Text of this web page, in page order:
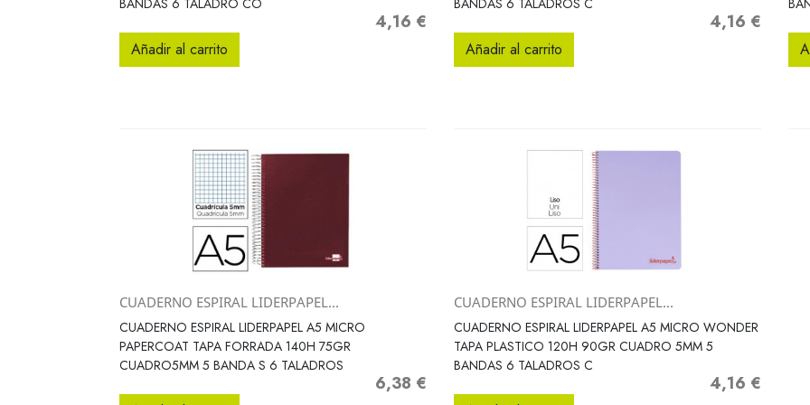
BANDAS 6 TALADRO CO
Precio
4,16 €
Añadir al carrito
BANDAS 6 TALADROS C
Precio
4,16 €
Añadir al carrito
Vista rápida
CUADERNO ESPIRAL LIDERPAPEL...
CUADERNO ESPIRAL LIDERPAPEL A5 MICRO
PAPERCOAT TAPA FORRADA 140H 75GR
CUADRO5MM 5 BANDA S 6 TALADROS
Precio
6,38 €
Vista rápida
CUADERNO ESPIRAL LIDERPAPEL...
CUADERNO ESPIRAL LIDERPAPEL A5 MICRO WONDER
TAPA PLASTICO 120H 90GR CUADRO 5MM 5
BANDAS 6 TALADROS C
Precio
4,16 €